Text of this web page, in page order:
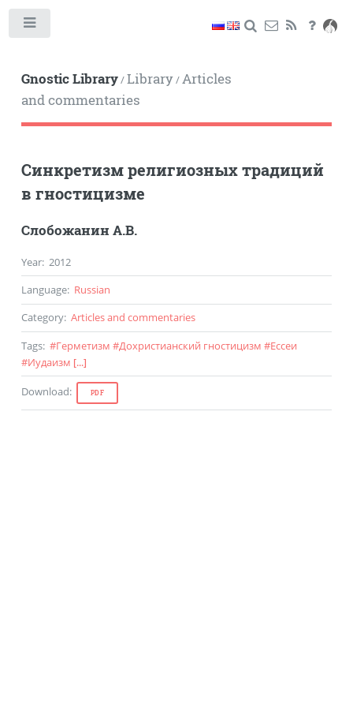
Gnostic Library/Library/Articles
and commentaries
Синкретизм религиозных традиций
в гностицизме
Слобожанин А.В.
Year: 2012
Language: Russian
Category: Articles and commentaries
Tags: #Герметизм #Дохристианский гностицизм #Ессеи
#Иудаизм [...]
Download: PDF